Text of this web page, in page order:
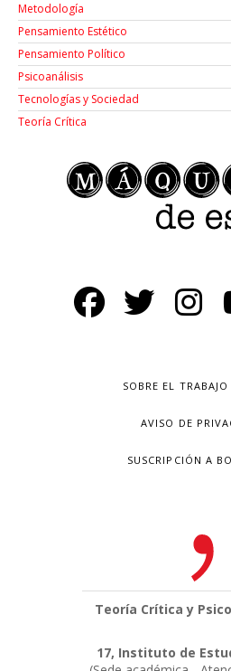
Metodología
Pensamiento Estético
Pensamiento Político
Psicoanálisis
Tecnologías y Sociedad
Teoría Crítica
SOBRE EL
AVISO DE
SUSCRIPCIÓN A
Teoría Crítica y
17, Instituto de